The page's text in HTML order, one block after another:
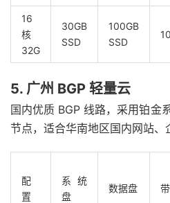
16
核
32G
30GB
SSD
100GB
SSD
5. 广州 BGP 轻量云
国内优质 BGP 线路，采用铂金
节点，适合华南地区国内网站、
配
置
系统
盘
数据盘